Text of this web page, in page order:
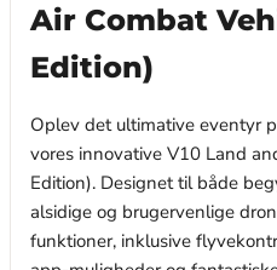
Air Combat
Edition)
Oplev det ultimative eventyr
vores innovative V10 Land
Edition). Designet til både
alsidige og brugervenlige
funktioner, inklusive